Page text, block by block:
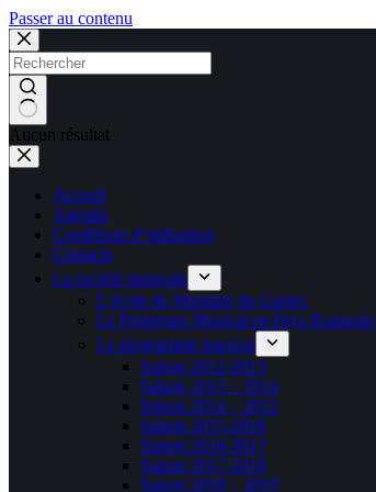
Passer au contenu
Aucun résultat
Accueil
Agenda
Conditions d’utilisation
Contacts
La société musicale
L’école de Musique du Gamec
Le Printemps Musical en Pays Roannais
Le programme musical
Saison 2012-2013
Saison 2013 – 2014
Saison 2014 – 2015
Saison 2015-2016
Saison 2016-2017
Saison 2017-2018
Saison 2018 – 2019